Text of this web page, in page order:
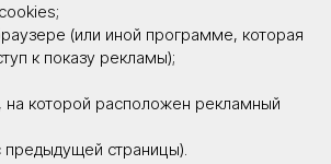
(или иной программе, которая
к показу рекламы);
на которой расположен рекламный
страницы).